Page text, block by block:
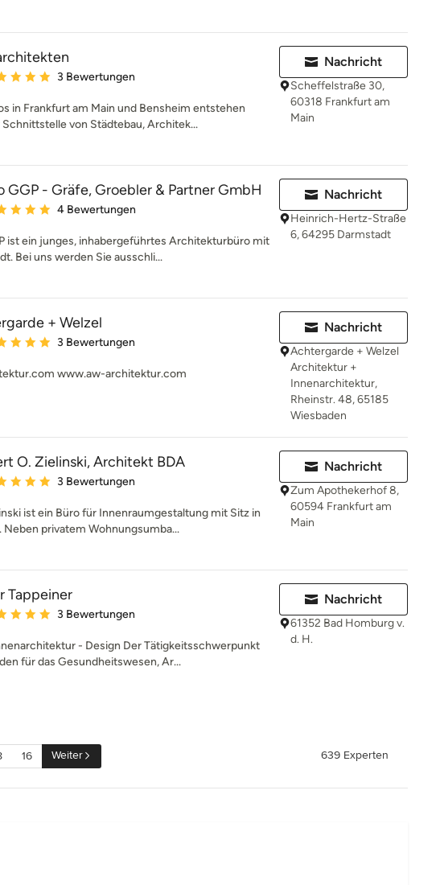
Bewertung: 5 von 5 Sternen
3 Bewertungen
in Frankfurt am Main und Bensheim entstehen
Schnittstelle von Städtebau, Architek...
Nachricht
Scheffelstraße 30,
60318 Frankfurt am
Main
GGP - Gräfe, Groebler & Partner GmbH
Bewertung: 5 von 5 Sternen
4 Bewertungen
ist ein junges, inhabergeführtes Architekturbüro mit
Bei uns werden Sie ausschli...
Nachricht
Heinrich-Hertz-Straße
6, 64295 Darmstadt
+ Welzel
Bewertung: 5 von 5 Sternen
3 Bewertungen
www.aw-architektur.com
Nachricht
Achtergarde + Welzel
Architektur +
Innenarchitektur,
Rheinstr. 48, 65185
Wiesbaden
O. Zielinski, Architekt BDA
Bewertung: 5 von 5 Sternen
3 Bewertungen
ist ein Büro für Innenraumgestaltung mit Sitz in
privatem Wohnungsumba...
Nachricht
Zum Apothekerhof 8,
60594 Frankfurt am
Main
Tappeiner
Bewertung: 5 von 5 Sternen
3 Bewertungen
- Design Der Tätigkeitsschwerpunkt
für das Gesundheitswesen, Ar...
Nachricht
61352 Bad Homburg v.
d. H.
16 Weiter 639 Experten